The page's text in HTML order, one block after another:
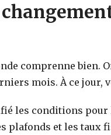
comprenne bien.
mois. À ce jour,
les conditions
plafonds et les taux